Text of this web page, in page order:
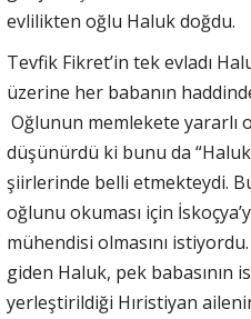
evlilikten oğlu Haluk doğdu.
Tevfik Fikret’in tek evladı
üzerine her babanın
Oğlunun memlekete yararlı
düşünürdü ki bunu da
şiirlerinde belli etmekteydi.
oğlunu okuması için
mühendisi olmasını
giden Haluk, pek babasının
yerleştirildiği Hıristiyan